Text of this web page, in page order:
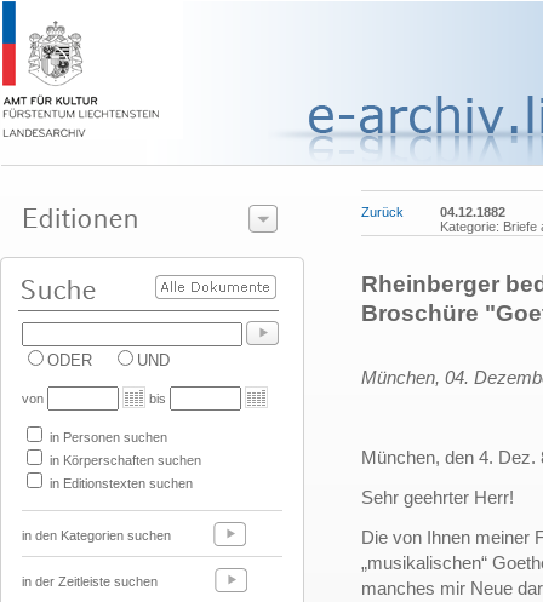
ODER UND
von bis
in Personen suchen
in Körperschaften suchen
in Editionstexten suchen
in den Kategorien suchen
in der Zeitleiste suchen
Zurück
04.12.1882
Kategorie: Briefe
Rheinberger
Broschüre
München, 04.
München, den 4. Dez.
Sehr geehrter Herr!
Die von Ihnen meiner
„musikalischen“
manches mir Neue